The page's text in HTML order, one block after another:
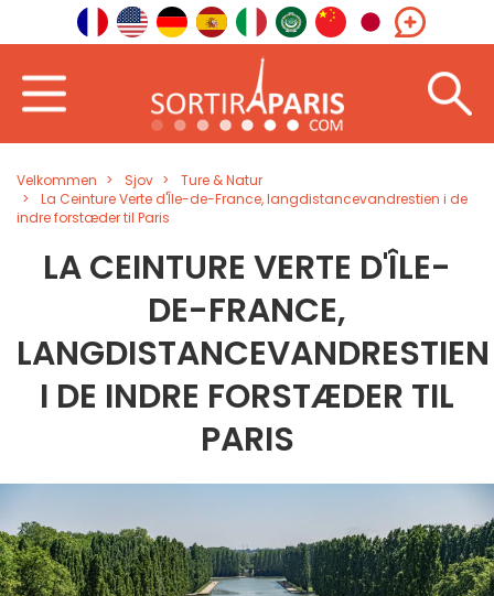
Velkommen Sjov
Ture & Natur
La Ceinture Verte d'Île-de-France, langdistancevandrestien i de
indre forstæder til Paris
LA CEINTURE VERTE D'ÎLE-
DE-FRANCE,
LANGDISTANCEVANDRESTIEN
I DE INDRE FORSTÆDER TIL
PARIS